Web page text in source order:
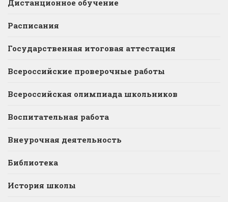
Дистанционное обучение
Расписания
Государственная итоговая аттестация
Всероссийские проверочные работы
Всероссийская олимпиада школьников
Воспитательная работа
Внеурочная деятельность
Библиотека
История школы